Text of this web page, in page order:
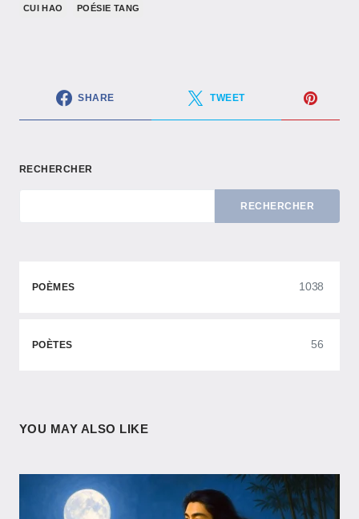
CUI HAO POÉSIE TANG
SHARE TWEET
RECHERCHER
RECHERCHER
POÈMES 1038
POÈTES 56
YOU MAY ALSO LIKE